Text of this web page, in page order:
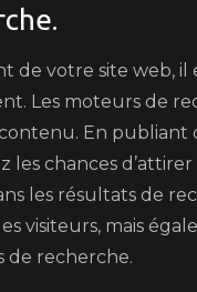
de votre site web,
Les moteurs de
En publiant
chances
les résultats de
visiteurs, mais
de recherche.